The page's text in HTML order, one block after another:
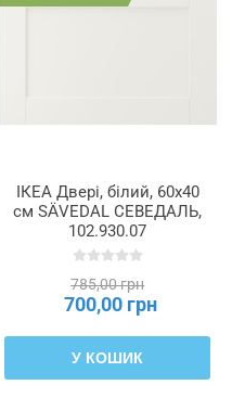
ІКЕА Двері, білий, 60x40
см SÄVEDAL СЕВЕДАЛЬ,
102.930.07
785,00 грн
700,00 грн
У КОШИК